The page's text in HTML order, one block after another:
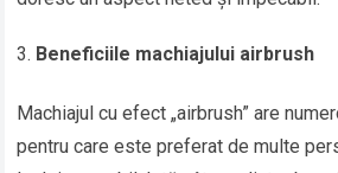
Beneficiile machiajului airbrush
Machiajul cu efect „airbrush” are
pentru care este preferat de multe